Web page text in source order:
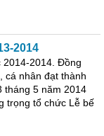
2014
2014-2014. Đồng
cá nhân đạt thành
tháng 5 năm 2014
trọng tổ chức Lễ bế